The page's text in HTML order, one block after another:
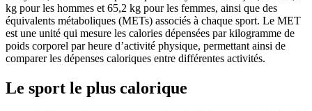
kg pour les hommes et 65,2 kg pour les femmes, ainsi que des
équivalents métaboliques (METs) associés à chaque sport. Le MET
est une unité qui mesure les calories dépensées par kilogramme de
poids corporel par heure d’activité physique, permettant ainsi de
comparer les dépenses caloriques entre différentes activités.
Le sport le plus calorique